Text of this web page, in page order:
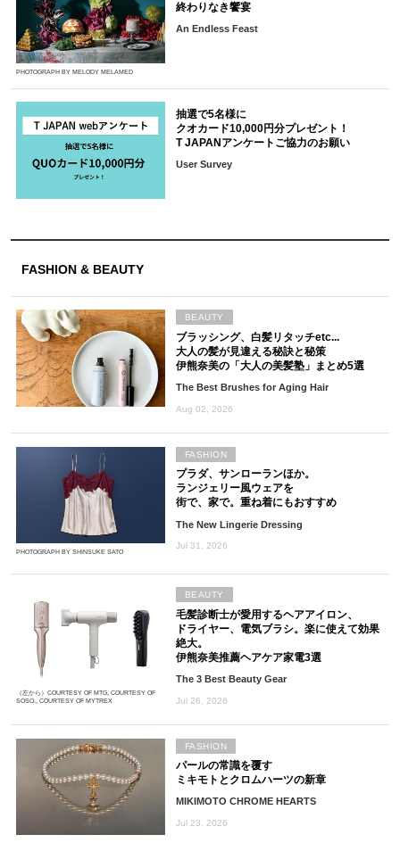
PHOTOGRAPH BY MELODY MELAMED
終わりなき饗宴
An Endless Feast
抽選で5名様に
クオカード10,000円分プレゼント！
T JAPANアンケートご協力のお願い
User Survey
FASHION & BEAUTY
ブラッシング、白髪リタッチetc...
大人の髪が見違える秘訣と秘策
伊熊奈美の「大人の美髪塾」まとめ5選
The Best Brushes for Aging Hair
Aug 02, 2026
BEAUTY
PHOTOGRAPH BY SHINSUKE SATO
プラダ、サンローランほか。
ランジェリー風ウェアを
街で、家で。重ね着にもおすすめ
The New Lingerie Dressing
Jul 31, 2026
FASHION
（左から）COURTESY OF MTG, COURTESY OF
SOSO., COURTESY OF MYTREX
毛髪診断士が愛用するヘアアイロン、
ドライヤー、電気ブラシ。楽に使えて効果
絶大。
伊熊奈美推薦ヘアケア家電3選
The 3 Best Beauty Gear
Jul 26, 2026
BEAUTY
パールの常識を覆す
ミキモトとクロムハーツの新章
MIKIMOTO CHROME HEARTS
Jul 23, 2026
FASHION